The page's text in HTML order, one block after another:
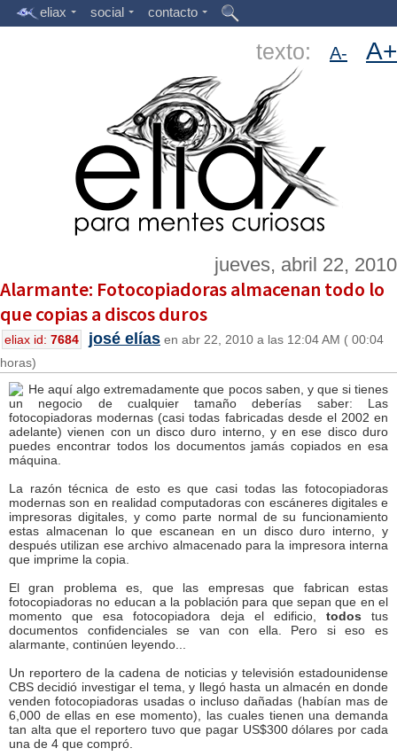
eliax social contacto
texto: A- A+
jueves, abril 22, 2010
Alarmante: Fotocopiadoras almacenan todo lo
que copias a discos duros
eliax id: 7684 josé elías en abr 22, 2010 a las 12:04 AM ( 00:04
horas)
He aquí algo extremadamente que pocos saben, y que si tienes
un negocio de cualquier tamaño deberías saber: Las
fotocopiadoras modernas (casi todas fabricadas desde el 2002 en
adelante) vienen con un disco duro interno, y en ese disco duro
puedes encontrar todos los documentos jamás copiados en esa
máquina.
La razón técnica de esto es que casi todas las fotocopiadoras
modernas son en realidad computadoras con escáneres digitales e
impresoras digitales, y como parte normal de su funcionamiento
estas almacenan lo que escanean en un disco duro interno, y
después utilizan ese archivo almacenado para la impresora interna
que imprime la copia.
El gran problema es, que las empresas que fabrican estas
fotocopiadoras no educan a la población para que sepan que en el
momento que esa fotocopiadora deja el edificio, todos tus
documentos confidenciales se van con ella. Pero si eso es
alarmante, continúen leyendo...
Un reportero de la cadena de noticias y televisión estadounidense
CBS decidió investigar el tema, y llegó hasta un almacén en donde
venden fotocopiadoras usadas o incluso dañadas (habían mas de
6,000 de ellas en ese momento), las cuales tienen una demanda
tan alta que el reportero tuvo que pagar US$300 dólares por cada
una de 4 que compró.